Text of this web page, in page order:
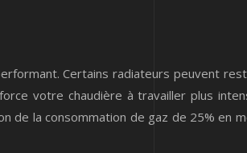
Certains radiateurs peuvent
votre chaudière à travailler plus
de la consommation de gaz de 25% en